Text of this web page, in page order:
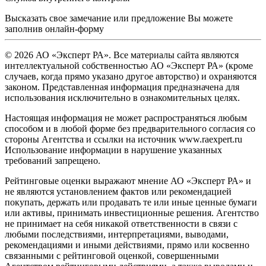
Высказать свое замечание или предложение Вы можете
заполнив онлайн-форму
© 2026 АО «Эксперт РА». Все материалы сайта являются
интеллектуальной собственностью АО «Эксперт РА» (кроме
случаев, когда прямо указано другое авторство) и охраняются
законом. Представленная информация предназначена для
использования исключительно в ознакомительных целях.
Настоящая информация не может распространяться любым
способом и в любой форме без предварительного согласия со
стороны Агентства и ссылки на источник www.raexpert.ru
Использование информации в нарушение указанных
требований запрещено.
Рейтинговые оценки выражают мнение АО «Эксперт РА» и
не являются установлением фактов или рекомендацией
покупать, держать или продавать те или иные ценные бумаги
или активы, принимать инвестиционные решения. Агентство
не принимает на себя никакой ответственности в связи с
любыми последствиями, интерпретациями, выводами,
рекомендациями и иными действиями, прямо или косвенно
связанными с рейтинговой оценкой, совершенными